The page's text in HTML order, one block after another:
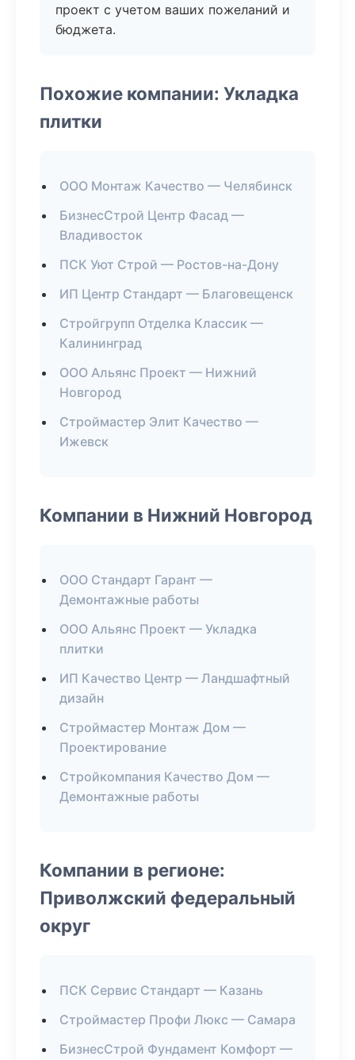
проект с учетом ваших пожеланий и
бюджета.
Похожие компании: Укладка
плитки
ООО Монтаж Качество — Челябинск
БизнесСтрой Центр Фасад —
Владивосток
ПСК Уют Строй — Ростов-на-Дону
ИП Центр Стандарт — Благовещенск
Стройгрупп Отделка Классик —
Калининград
ООО Альянс Проект — Нижний
Новгород
Строймастер Элит Качество —
Ижевск
Компании в Нижний Новгород
ООО Стандарт Гарант —
Демонтажные работы
ООО Альянс Проект — Укладка
плитки
ИП Качество Центр — Ландшафтный
дизайн
Строймастер Монтаж Дом —
Проектирование
Стройкомпания Качество Дом —
Демонтажные работы
Компании в регионе:
Приволжский федеральный
округ
ПСК Сервис Стандарт — Казань
Строймастер Профи Люкс — Самара
БизнесСтрой Фундамент Комфорт —